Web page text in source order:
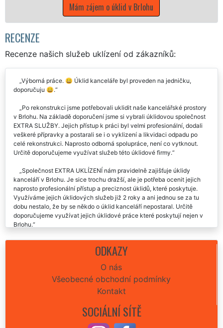
Mám zájem o úklid v Brlohu
RECENZE
Recenze našich služeb uklízení od zákazníků:
Výborná práce. 😀 Úklid kanceláře byl proveden na jedničku,
doporučuju 😀.
Po rekonstrukci jsme potřebovali uklidit naše kancelářské prostory
v Brlohu. Na základě doporučení jsme si vybrali úklidovou společnost
EXTRA SLUŽBY. Jejich přístup k práci byl velmi profesionální, dodali
veškeré přípravky a postarali se i o vyklizení a likvidaci odpadu po
celé rekonstrukci. Naprosto odborná spolupráce, není co vytknout.
Určitě doporučujeme využívat služeb této úklidové firmy.
Společnost EXTRA UKLÍZENÍ nám pravidelně zajišťuje úklidy
kanceláří v Brlohu. Je sice trochu dražší, ale je potřeba ocenit jejich
naprosto profesionální přístup a preciznost úklidů, které poskytuje.
Využíváme jejich úklidových služeb již 2 roky a ani jednou se za tu
dobu nestalo, že by se někdo o úklid kanceláří nepostaral. Určitě
doporučujeme využívat jejich úklidové práce které poskytují nejen v
Brlohu.
Společnost EXTRA UKLÍZENÍ nám zajišťuje pravidelné úklidy
našich kanceláří v Brlohu. Slečny jsou velmi spolehlivé a dochvilné.
vysvětlovat. Rozhodně tuto společnost doporučujeme.
Generální úklid naší kanceláře v Brlohu byl proveden velmi odporně
a pečlivě včetně vyčištění sedaček a koberců. Určitě budeme služeb
této úklidové firmy využívat i nadále.
Úklid všech kanceláří v Brlohu byl proveden naprosto výborně.
ODKAZY
O nás
Všeobecné obchodní podmínky
Kontakt
SOCIÁLNÍ SÍTĚ